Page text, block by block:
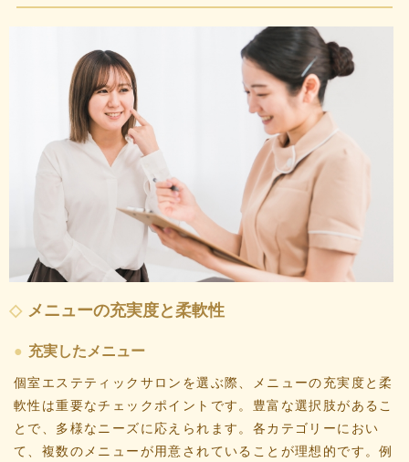
メニューの充実度と柔軟性
充実したメニュー
個室エステティックサロンを選ぶ際、メニューの充実度と柔
軟性は重要なチェックポイントです。豊富な選択肢があるこ
とで、多様なニーズに応えられます。各カテゴリーにおい
て、複数のメニューが用意されていることが理想的です。例